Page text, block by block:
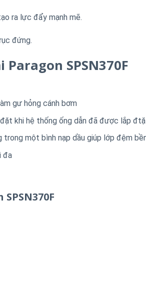
ra lực đẩy mạnh mẽ.
đứng.
SPSN370F
gư hỏng cánh bơm
khi hệ thống ống dẫn đã được lắp
một bình nạp dầu giúp lớp đệm
đa